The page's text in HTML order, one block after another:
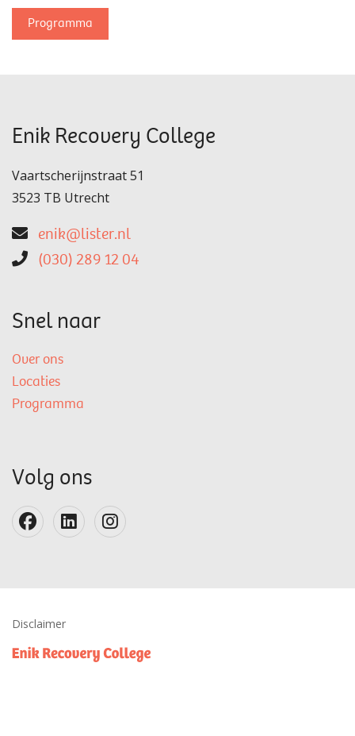
Programma
Enik Recovery College
Vaartscherijnstraat 51
3523 TB Utrecht
enik@lister.nl
(030) 289 12 04
Snel naar
Over ons
Locaties
Programma
Volg ons
Disclaimer